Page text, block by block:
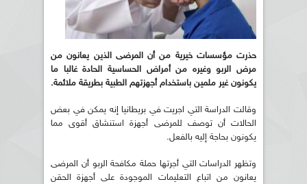
حذرت مؤسسات خيرية من أن المرضى الذين يعانون من
مرض الربو وغيره من أمراض الحساسية الحادة غالبا ما
يكونون غير ملمين باستخدام أجهزتهم الطبية بطريقة ملائمة.
وقالت الدراسة التي اجريت في بريطانيا إنه يمكن في بعض
الحالات أن توصف للمرضى أجهزة استنشاق أقوى مما
يكونون بحاجة إليه بالفعل.
وتظهر الدراسات التي أجرتها حملة مكافحة الربو أن المرضى
يعانون من اتباع التعليمات الموجودة على أجهزة الحقن